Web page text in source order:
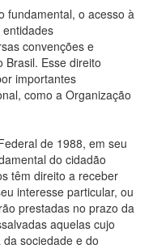
fundamental, o acesso à
convenções e
Brasil. Esse direito
importantes
como a Organização
de 1988, em seu
do cidadão
têm direito a receber
interesse particular, ou
prestadas no prazo da
aquelas cujo
sociedade e do